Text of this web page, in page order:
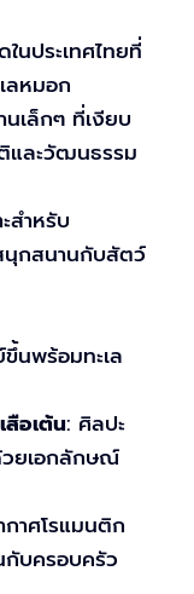
นประเทศไทยที่
ลหมอก
เล็กๆ ที่เงียบ
และวัฒนธรรม
สำหรับ
นุกสนานกับสัตว์
นพร้อมทะเล
สือเต้น: ศิลปะ
วยเอกลักษณ์
าศโรแมนติก
กับครอบครัว